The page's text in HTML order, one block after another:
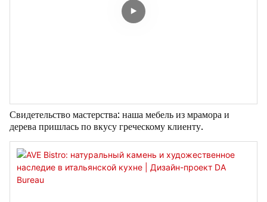
Свидетельство мастерства: наша мебель из мрамора и
дерева пришлась по вкусу греческому клиенту.